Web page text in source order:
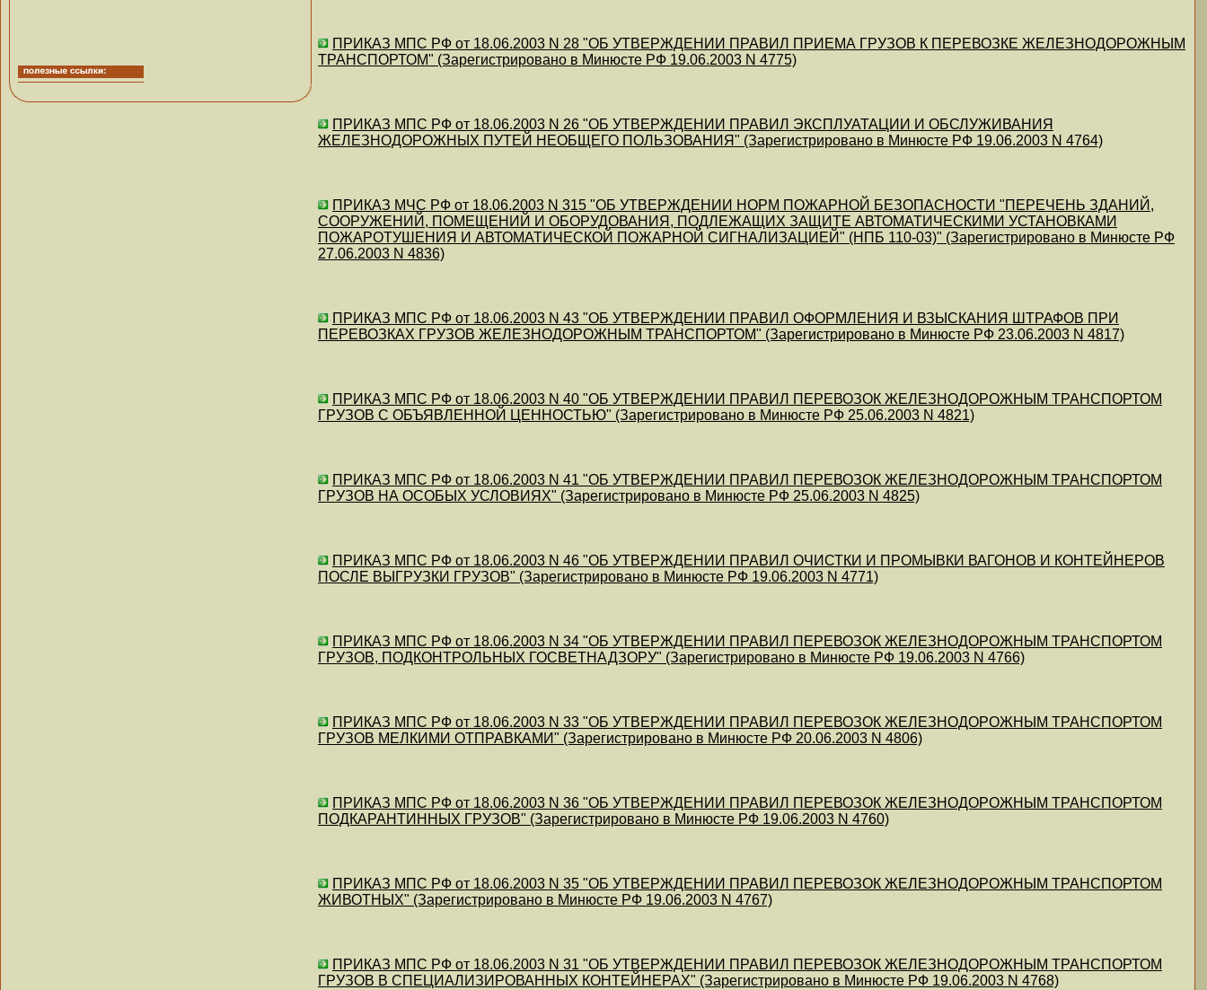
ПРИКАЗ МПС РФ от 18.06.2003 N 28 "ОБ УТВЕРЖДЕНИИ ПРАВИЛ ПРИЕМА ГРУЗОВ К ПЕРЕВОЗКЕ ЖЕЛЕЗНОДОРОЖНЫМ
ТРАНСПОРТОМ" (Зарегистрировано в Минюсте РФ 19.06.2003 N 4775)
ПРИКАЗ МПС РФ от 18.06.2003 N 26 "ОБ УТВЕРЖДЕНИИ ПРАВИЛ ЭКСПЛУАТАЦИИ И ОБСЛУЖИВАНИЯ
ЖЕЛЕЗНОДОРОЖНЫХ ПУТЕЙ НЕОБЩЕГО ПОЛЬЗОВАНИЯ" (Зарегистрировано в Минюсте РФ 19.06.2003 N 4764)
ПРИКАЗ МЧС РФ от 18.06.2003 N 315 "ОБ УТВЕРЖДЕНИИ НОРМ ПОЖАРНОЙ БЕЗОПАСНОСТИ "ПЕРЕЧЕНЬ ЗДАНИЙ,
СООРУЖЕНИЙ, ПОМЕЩЕНИЙ И ОБОРУДОВАНИЯ, ПОДЛЕЖАЩИХ ЗАЩИТЕ АВТОМАТИЧЕСКИМИ УСТАНОВКАМИ
ПОЖАРОТУШЕНИЯ И АВТОМАТИЧЕСКОЙ ПОЖАРНОЙ СИГНАЛИЗАЦИЕЙ" (НПБ 110-03)" (Зарегистрировано в Минюсте РФ
27.06.2003 N 4836)
ПРИКАЗ МПС РФ от 18.06.2003 N 43 "ОБ УТВЕРЖДЕНИИ ПРАВИЛ ОФОРМЛЕНИЯ И ВЗЫСКАНИЯ ШТРАФОВ ПРИ
ПЕРЕВОЗКАХ ГРУЗОВ ЖЕЛЕЗНОДОРОЖНЫМ ТРАНСПОРТОМ" (Зарегистрировано в Минюсте РФ 23.06.2003 N 4817)
ПРИКАЗ МПС РФ от 18.06.2003 N 40 "ОБ УТВЕРЖДЕНИИ ПРАВИЛ ПЕРЕВОЗОК ЖЕЛЕЗНОДОРОЖНЫМ ТРАНСПОРТОМ
ГРУЗОВ С ОБЪЯВЛЕННОЙ ЦЕННОСТЬЮ" (Зарегистрировано в Минюсте РФ 25.06.2003 N 4821)
ПРИКАЗ МПС РФ от 18.06.2003 N 41 "ОБ УТВЕРЖДЕНИИ ПРАВИЛ ПЕРЕВОЗОК ЖЕЛЕЗНОДОРОЖНЫМ ТРАНСПОРТОМ
ГРУЗОВ НА ОСОБЫХ УСЛОВИЯХ" (Зарегистрировано в Минюсте РФ 25.06.2003 N 4825)
ПРИКАЗ МПС РФ от 18.06.2003 N 46 "ОБ УТВЕРЖДЕНИИ ПРАВИЛ ОЧИСТКИ И ПРОМЫВКИ ВАГОНОВ И КОНТЕЙНЕРОВ
ПОСЛЕ ВЫГРУЗКИ ГРУЗОВ" (Зарегистрировано в Минюсте РФ 19.06.2003 N 4771)
ПРИКАЗ МПС РФ от 18.06.2003 N 34 "ОБ УТВЕРЖДЕНИИ ПРАВИЛ ПЕРЕВОЗОК ЖЕЛЕЗНОДОРОЖНЫМ ТРАНСПОРТОМ
ГРУЗОВ, ПОДКОНТРОЛЬНЫХ ГОСВЕТНАДЗОРУ" (Зарегистрировано в Минюсте РФ 19.06.2003 N 4766)
ПРИКАЗ МПС РФ от 18.06.2003 N 33 "ОБ УТВЕРЖДЕНИИ ПРАВИЛ ПЕРЕВОЗОК ЖЕЛЕЗНОДОРОЖНЫМ ТРАНСПОРТОМ
ГРУЗОВ МЕЛКИМИ ОТПРАВКАМИ" (Зарегистрировано в Минюсте РФ 20.06.2003 N 4806)
ПРИКАЗ МПС РФ от 18.06.2003 N 36 "ОБ УТВЕРЖДЕНИИ ПРАВИЛ ПЕРЕВОЗОК ЖЕЛЕЗНОДОРОЖНЫМ ТРАНСПОРТОМ
ПОДКАРАНТИННЫХ ГРУЗОВ" (Зарегистрировано в Минюсте РФ 19.06.2003 N 4760)
ПРИКАЗ МПС РФ от 18.06.2003 N 35 "ОБ УТВЕРЖДЕНИИ ПРАВИЛ ПЕРЕВОЗОК ЖЕЛЕЗНОДОРОЖНЫМ ТРАНСПОРТОМ
ЖИВОТНЫХ" (Зарегистрировано в Минюсте РФ 19.06.2003 N 4767)
ПРИКАЗ МПС РФ от 18.06.2003 N 31 "ОБ УТВЕРЖДЕНИИ ПРАВИЛ ПЕРЕВОЗОК ЖЕЛЕЗНОДОРОЖНЫМ ТРАНСПОРТОМ
ГРУЗОВ В СПЕЦИАЛИЗИРОВАННЫХ КОНТЕЙНЕРАХ" (Зарегистрировано в Минюсте РФ 19.06.2003 N 4768)